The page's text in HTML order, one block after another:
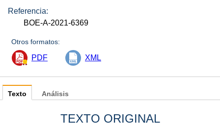
Referencia:
BOE-A-2021-6369
Otros formatos:
PDF XML
Texto
TEXTO ORIGINAL
Análisis